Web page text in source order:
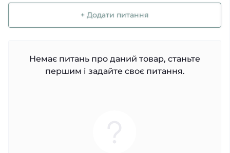
+ Додати питання
Немає питань про даний товар, станьте
першим і задайте своє питання.